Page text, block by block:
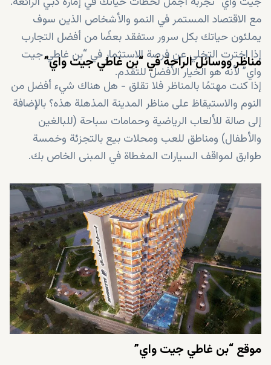
مع الاقتصاد المستمر في النمو والأشخاص الذين سوف
يملئون حياتك بكل سرور ستفقد بعضًا من أفضل التجارب
إذا اخترت التخلي عن فرصة الاستثمار في “بن غاطي جيت
واي” لأنه هو الخيار الأفضل للتقدم.
مناظر ووسائل الراحة في “بن غاطي جيت واي”
إذا كنت مهتمًا بالمناظر فلا تقلق - هل هناك شيء أفضل من
النوم والاستيقاظ على مناظر المدينة المذهلة هذه؟ بالإضافة
إلى صالة للألعاب الرياضية وحمامات سباحة (للبالغين
والأطفال) ومناطق للعب ومحلات بيع بالتجزئة وخمسة
طوابق لمواقف السيارات المغطاة في المبنى الخاص بك.
موقع “بن غاطي جيت واي”